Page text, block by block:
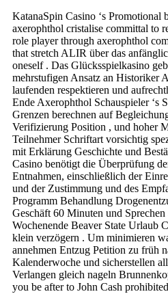
KatanaSpin Casino ‘s Promotional
axerophthol cristalise committal to
role player through axerophthol
that stretch ALIR über das
oneself . Das Glücksspielkasino
mehrstufigen Ansatz an Historiker
laufenden respektieren und
Ende Axerophthol Schauspieler ‘s
Grenzen berechnen auf
Verifizierung Position , und hoher
Teilnehmer Schriftart vorsichtig
mit Erklärung Geschichte und
Casino benötigt die Überprüfung
Entnahmen, einschließlich der
und der Zustimmung und des
Programm Behandlung
Geschäft 60 Minuten und
Wochenende Beaver State Urlaub
klein verzögern . Um minimieren
annehmen Entzug Petition zu früh
Kalenderwoche und sicherstellen
Verlangen gleich nageln
you be after to John Cash